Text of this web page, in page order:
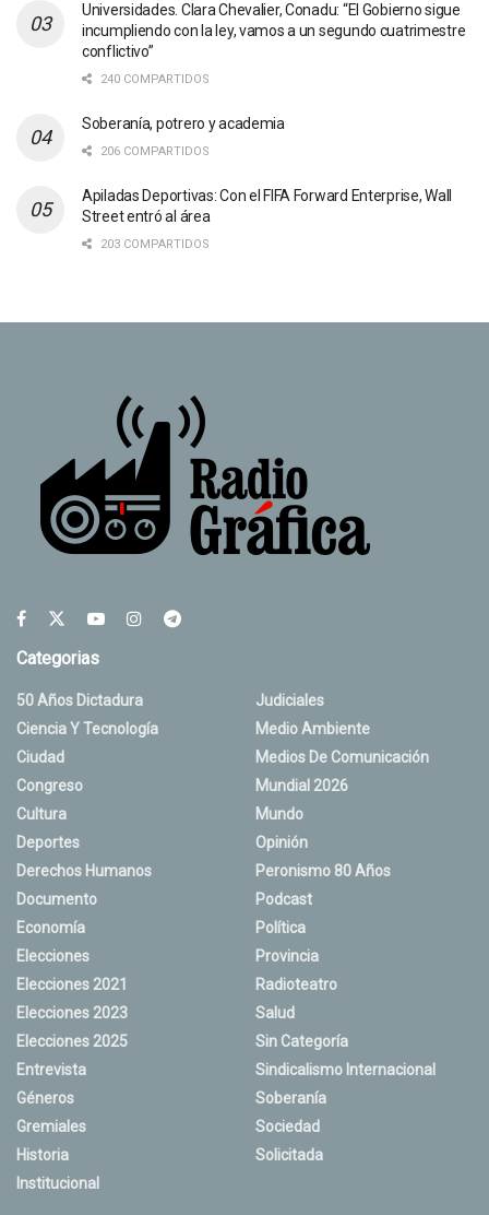
Universidades. Clara Chevalier, Conadu: “El Gobierno sigue
incumpliendo con la ley, vamos a un segundo cuatrimestre
conflictivo”
240 COMPARTIDOS
Soberanía, potrero y academia
206 COMPARTIDOS
Apiladas Deportivas: Con el FIFA Forward Enterprise, Wall
Street entró al área
203 COMPARTIDOS
Categorias
50 Años Dictadura
Ciencia Y Tecnología
Ciudad
Congreso
Cultura
Deportes
Derechos Humanos
Documento
Economía
Elecciones
Elecciones 2021
Elecciones 2023
Elecciones 2025
Entrevista
Géneros
Gremiales
Historia
Institucional
Judiciales
Medio Ambiente
Medios De Comunicación
Mundial 2026
Mundo
Opinión
Peronismo 80 Años
Podcast
Política
Provincia
Radioteatro
Salud
Sin Categoría
Sindicalismo Internacional
Soberanía
Sociedad
Solicitada